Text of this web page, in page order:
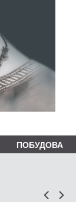
ПОБУДОВА
Попер